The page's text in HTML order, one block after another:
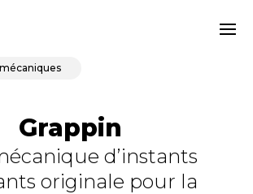
Grappin
d’instants
originale pour la